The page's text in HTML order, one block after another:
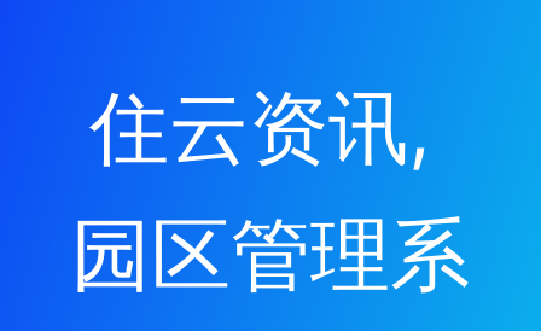
住云资讯
园区管理系